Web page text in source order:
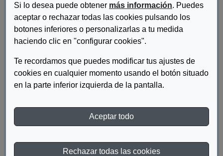
Si lo desea puede obtener más información. Puedes
aceptar o rechazar todas las cookies pulsando los
botones inferiores o personalizarlas a tu medida
haciendo clic en "configurar cookies".
Te recordamos que puedes modificar tus ajustes de
cookies en cualquier momento usando el botón situado
en la parte inferior izquierda de la pantalla.
Aceptar todo
Rechazar todas las cookies
El presente documento es fruto del proyecto Formación
Curricular en Diseño para Todas las Personas, que tiene como
antecedente la publicación en 2010 de cinco Libros Blancos del
Diseño para Todos en la Universidad, en los que se planteaba la
currículos universitarios. En esa primera fase se seleccionaron
aquellos estudios más directamente relacionados con el entorno
construido y las Tecnologías de la Información y de la
canales y puertos, e Ingeniería industrial.
DESCARGAR FORMACIÓN CURRICULAR EN
DISEÑO PARA TODAS LAS PERSONAS EN